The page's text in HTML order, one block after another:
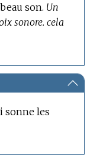
son. Un
sonore. cela
sonne les